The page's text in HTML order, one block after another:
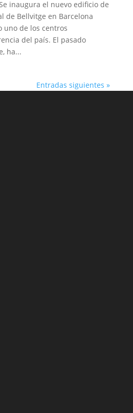
inaugura el nuevo edificio de
de Bellvitge en Barcelona
uno de los centros
del país. El pasado
ha...
Entradas siguientes »